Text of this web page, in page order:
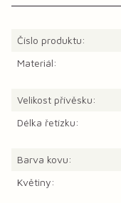
Číslo produktu:
Materiál:
Velikost přívěsku:
Délka řetízku:
Barva kovu:
Květiny: